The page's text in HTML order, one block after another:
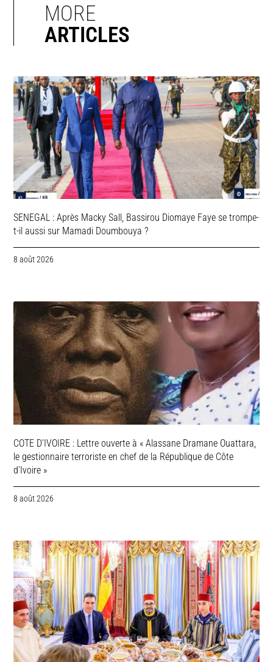
MORE
ARTICLES
SENEGAL : Après Macky Sall, Bassirou Diomaye Faye se trompe-
t-il aussi sur Mamadi Doumbouya ?
8 août 2026
COTE D’IVOIRE : Lettre ouverte à « Alassane Dramane Ouattara,
le gestionnaire terroriste en chef de la République de Côte
d’Ivoire »
8 août 2026